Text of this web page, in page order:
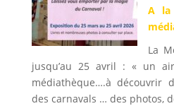
A la
La
jusqu’au 25 avril : « un
médiathèque….à découvrir
des carnavals … des photos,